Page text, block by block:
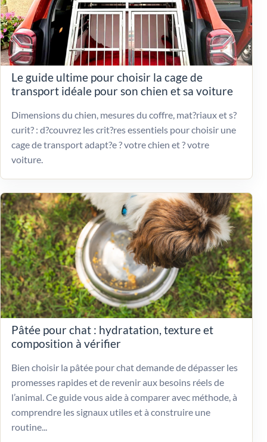
Le guide ultime pour choisir la cage de
transport idéale pour son chien et sa voiture
Dimensions du chien, mesures du coffre, mat?riaux et s?
curit? : d?couvrez les crit?res essentiels pour choisir une
cage de transport adapt?e ? votre chien et ? votre
voiture.
Pâtée pour chat : hydratation, texture et
composition à vérifier
Bien choisir la pâtée pour chat demande de dépasser les
promesses rapides et de revenir aux besoins réels de
l’animal. Ce guide vous aide à comparer avec méthode, à
comprendre les signaux utiles et à construire une
routine...